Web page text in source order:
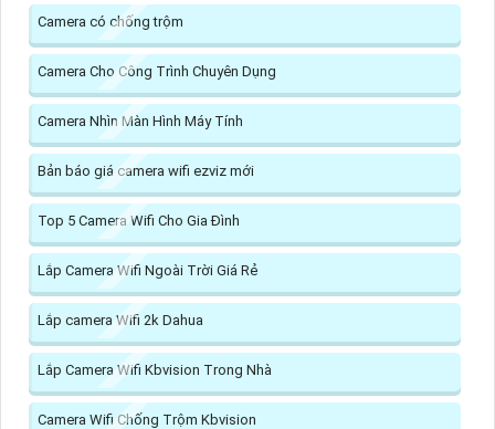
Camera có chống trộm
Camera Cho Công Trình Chuyên Dụng
Camera Nhìn Màn Hình Máy Tính
Bản báo giá camera wifi ezviz mới
Top 5 Camera Wifi Cho Gia Đình
Lắp Camera Wifi Ngoài Trời Giá Rẻ
Lắp camera Wifi 2k Dahua
Lắp Camera Wifi Kbvision Trong Nhà
Camera Wifi Chống Trộm Kbvision